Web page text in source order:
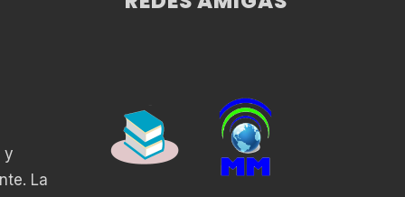
y
La